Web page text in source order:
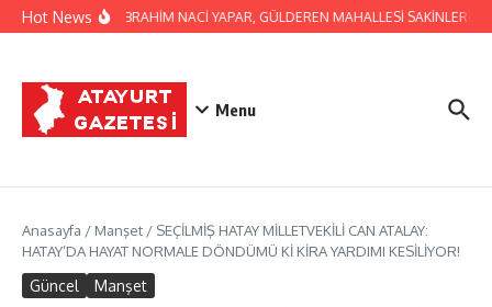
İçeriğe atla
Hot NewsBAŞKAN İBRAHİM NACİ YAPAR, GÜLDEREN MAHALLESİ SAKİNLERİNİ
Menu
Anasayfa / Manşet / SEÇİLMİŞ HATAY MİLLETVEKİLİ CAN ATALAY:
HATAY’DA HAYAT NORMALE DÖNDÜMÜ Kİ KİRA YARDIMI KESİLİYOR!
Güncel Manşet